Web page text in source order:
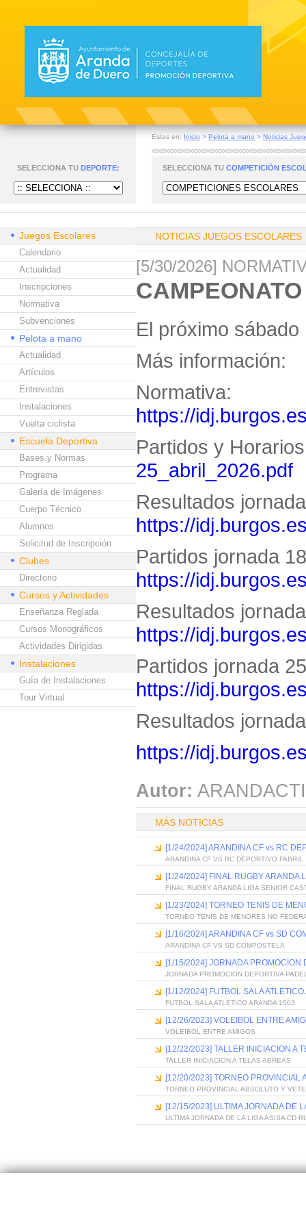
Estas en: Inicio > Pelota a mano > Noticias
SELECCIONA TU DEPORTE: SELECCIONA TU COMPETICIÓN
Juegos Escolares
Calendario
Actualidad
Inscripciones
Normativa
Subvenciones
Pelota a mano
Actualidad
Artículos
Entrevistas
Instalaciones
Vuelta ciclista
Escuela Deportiva
Bases y Normas
Programa
Galería de Imágenes
Cuerpo Técnico
Alumnos
Solicitud de Inscripción
Clubes
Directorio
Cursos y Actividades
Enseñanza Reglada
Cursos Monográficos
Actividades Dirigidas
Instalaciones
Guía de Instalaciones
Tour Virtual
NOTICIAS JUEGOS ESCOLARES
[5/30/2026]
El próximo
Más información:
Normativa:
https://
Partidos y
25_abril_2026.pdf
Resultados
https://
Partidos jornada
https://
Resultados
https://
Partidos jornada
https://
Resultados
https://
Autor:
MÁS NOTICIAS
[1/24/2024] ARANDINA CF vs RC
ARANDINA CF VS RC DEPORTIVO FABRIL
[1/24/2024] FINAL RUGBY ARANDA
FINAL RUGBY ARANDA LIGA SENIOR
[1/23/2024] TORNEO TENIS DE
TORNEO TENIS DE MENORES NO
[1/16/2024] ARANDINA CF vs SD
ARANDINA CF VS SD COMPOSTELA
[1/15/2024] JORNADA PROMOCION
JORNADA PROMOCION DEPORTIVA
[1/12/2024] FUTBOL SALA
FUTBOL SALA ATLETICO ARANDA 1503
[12/26/2023] VOLEIBOL ENTRE
VOLEIBOL ENTRE AMIGOS
[12/22/2023] TALLER INICIACION A
TALLER INICIACION A TELAS AEREAS
[12/20/2023] TORNEO PROVINCIAL
TORNEO PROVINCIAL ABSOLUTO Y
[12/15/2023] ULTIMA JORNADA DE
ULTIMA JORNADA DE LA LIGA ASISA CD